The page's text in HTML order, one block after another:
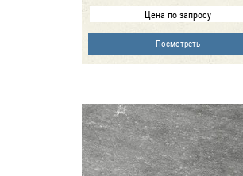
Цена по запросу
Посмотреть